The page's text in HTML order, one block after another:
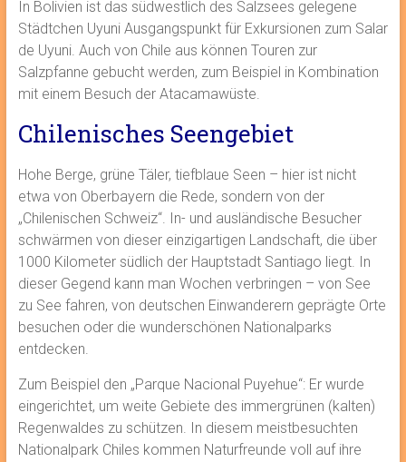
In Bolivien ist das südwestlich des Salzsees gelegene
Städtchen Uyuni Ausgangspunkt für Exkursionen zum Salar
de Uyuni. Auch von Chile aus können Touren zur
Salzpfanne gebucht werden, zum Beispiel in Kombination
mit einem Besuch der Atacamawüste.
Chilenisches Seengebiet
Hohe Berge, grüne Täler, tiefblaue Seen – hier ist nicht
etwa von Oberbayern die Rede, sondern von der
„Chilenischen Schweiz“. In- und ausländische Besucher
schwärmen von dieser einzigartigen Landschaft, die über
1000 Kilometer südlich der Hauptstadt Santiago liegt. In
dieser Gegend kann man Wochen verbringen – von See
zu See fahren, von deutschen Einwanderern geprägte Orte
besuchen oder die wunderschönen Nationalparks
entdecken.
Zum Beispiel den „Parque Nacional Puyehue“: Er wurde
eingerichtet, um weite Gebiete des immergrünen (kalten)
Regenwaldes zu schützen. In diesem meistbesuchten
Nationalpark Chiles kommen Naturfreunde voll auf ihre